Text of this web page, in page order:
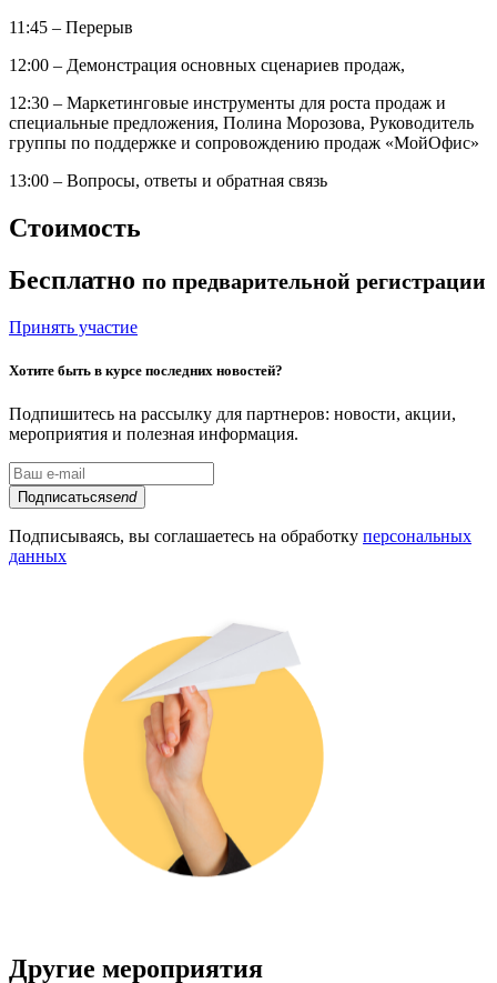
11:45 – Перерыв
12:00 – Демонстрация основных сценариев продаж,
12:30 – Маркетинговые инструменты для роста продаж и
специальные предложения, Полина Морозова, Руководитель
группы по поддержке и сопровождению продаж «МойОфис»
13:00 – Вопросы, ответы и обратная связь
Стоимость
Бесплатно по предварительной регистрации
Принять участие
Хотите быть в курсе последних новостей?
Подпишитесь на рассылку для партнеров: новости, акции,
мероприятия и полезная информация.
Подписатьсяsend
Подписываясь, вы соглашаетесь на обработку персональных
данных
Другие мероприятия